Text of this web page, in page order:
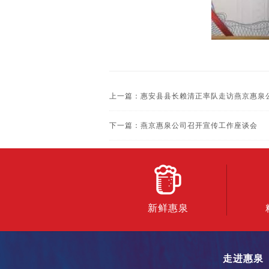
上一篇 ：惠安县县长赖清正率队走访燕京惠泉
下一篇 ：燕京惠泉公司召开宣传工作座谈会
新鲜惠泉
走进惠泉